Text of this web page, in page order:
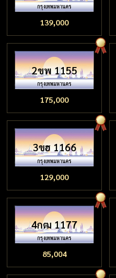
139,000
2ขพ 1155
175,000
3ขฮ 1166
129,000
4กฒ 1177
85,004